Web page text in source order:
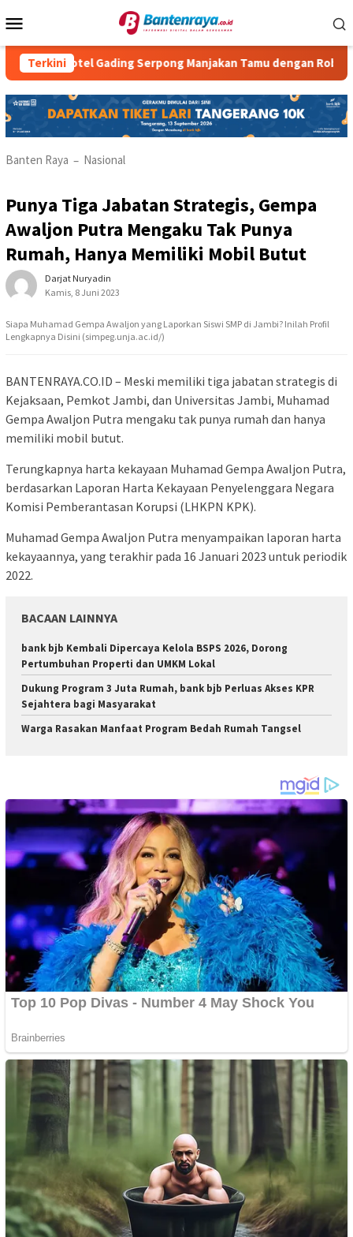
ke
Mobile
Terkini
Gading Serpong Manjakan Tamu dengan Robot Waiter
Banten Raya – Nasional
Punya Tiga Jabatan Strategis, Gempa
Awaljon Putra Mengaku Tak Punya
Rumah, Hanya Memiliki Mobil Butut
Darjat Nuryadin
Kamis, 8 Juni 2023
Siapa Muhamad Gempa Awaljon yang Laporkan Siswi SMP di Jambi? Inilah Profil
Lengkapnya Disini (simpeg.unja.ac.id/)
BANTENRAYA.CO.ID – Meski memiliki tiga jabatan strategis di
Kejaksaan, Pemkot Jambi, dan Universitas Jambi, Muhamad
Gempa Awaljon Putra mengaku tak punya rumah dan hanya
memiliki mobil butut.
Terungkapnya harta kekayaan Muhamad Gempa Awaljon Putra,
berdasarkan Laporan Harta Kekayaan Penyelenggara Negara
Komisi Pemberantasan Korupsi (LHKPN KPK).
Muhamad Gempa Awaljon Putra menyampaikan laporan harta
kekayaannya, yang terakhir pada 16 Januari 2023 untuk periodik
2022.
BACAAN LAINNYA
bank bjb Kembali Dipercaya Kelola BSPS 2026, Dorong
Pertumbuhan Properti dan UMKM Lokal
Dukung Program 3 Juta Rumah, bank bjb Perluas Akses KPR
Sejahtera bagi Masyarakat
Warga Rasakan Manfaat Program Bedah Rumah Tangsel